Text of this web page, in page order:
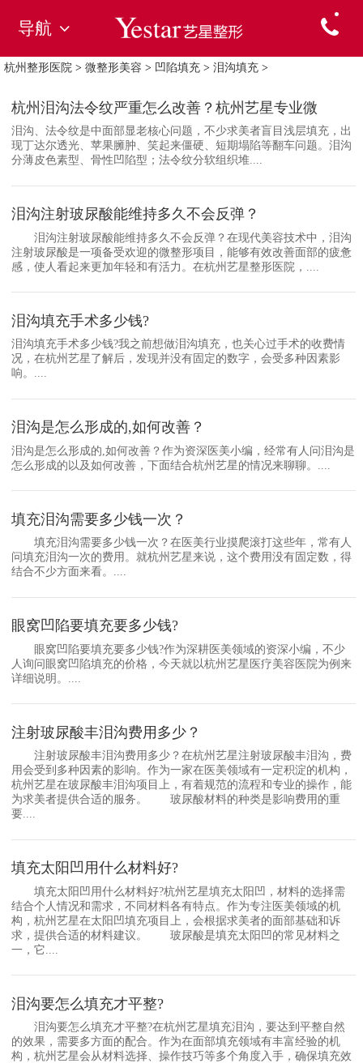
导航
杭州整形医院 > 微整形美容 > 凹陷填充 > 泪沟填充 >
杭州泪沟法令纹严重怎么改善？杭州艺星专业微
泪沟、法令纹是中面部显老核心问题，不少求美者盲目浅层填充，出
现丁达尔透光、苹果臃肿、笑起来僵硬、短期塌陷等翻车问题。泪沟
分薄皮色素型、骨性凹陷型；法令纹分软组织堆....
泪沟注射玻尿酸能维持多久不会反弹？
泪沟注射玻尿酸能维持多久不会反弹？在现代美容技术中，泪沟
注射玻尿酸是一项备受欢迎的微整形项目，能够有效改善面部的疲惫
感，使人看起来更加年轻和有活力。在杭州艺星整形医院，....
泪沟填充手术多少钱?
泪沟填充手术多少钱?我之前想做泪沟填充，也关心过手术的收费情
况，在杭州艺星了解后，发现并没有固定的数字，会受多种因素影
响。....
泪沟是怎么形成的,如何改善？
泪沟是怎么形成的,如何改善？作为资深医美小编，经常有人问泪沟是
怎么形成的以及如何改善，下面结合杭州艺星的情况来聊聊。....
填充泪沟需要多少钱一次？
填充泪沟需要多少钱一次？在医美行业摸爬滚打这些年，常有人
问填充泪沟一次的费用。就杭州艺星来说，这个费用没有固定数，得
结合不少方面来看。....
眼窝凹陷要填充要多少钱?
眼窝凹陷要填充要多少钱?作为深耕医美领域的资深小编，不少
人询问眼窝凹陷填充的价格，今天就以杭州艺星医疗美容医院为例来
详细说明。....
注射玻尿酸丰泪沟费用多少？
注射玻尿酸丰泪沟费用多少？在杭州艺星注射玻尿酸丰泪沟，费
用会受到多种因素的影响。作为一家在医美领域有一定积淀的机构，
杭州艺星在玻尿酸丰泪沟项目上，有着规范的流程和专业的操作，能
为求美者提供合适的服务。 玻尿酸材料的种类是影响费用的重
要....
填充太阳凹用什么材料好?
填充太阳凹用什么材料好?杭州艺星填充太阳凹，材料的选择需
结合个人情况和需求，不同材料各有特点。作为专注医美领域的机
构，杭州艺星在太阳凹填充项目上，会根据求美者的面部基础和诉
求，提供合适的材料建议。 玻尿酸是填充太阳凹的常见材料之
一，它....
泪沟要怎么填充才平整?
泪沟要怎么填充才平整?在杭州艺星填充泪沟，要达到平整自然
的效果，需要多方面的配合。作为在面部填充领域有丰富经验的机
构，杭州艺星会从材料选择、操作技巧等多个角度入手，确保填充效